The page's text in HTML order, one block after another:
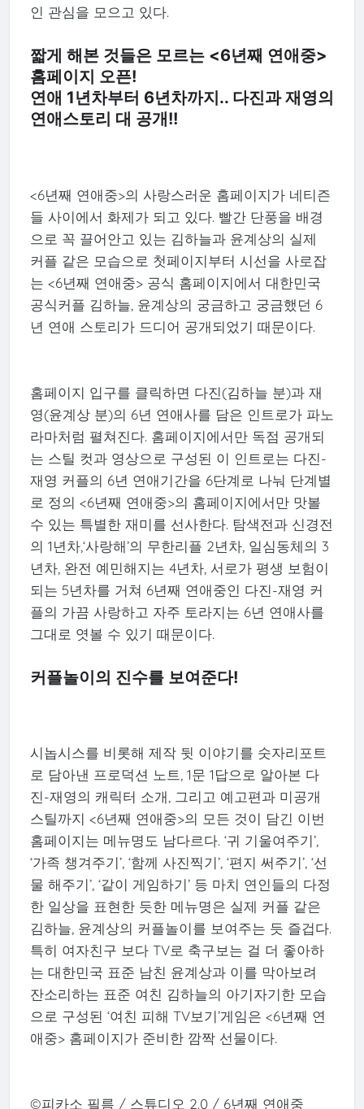
인 관심을 모으고 있다.
짧게 해본 것들은 모르는 <6년째 연애중>
홈페이지 오픈!
연애 1년차부터 6년차까지.. 다진과 재영의
연애스토리 대 공개!!
<6년째 연애중>의 사랑스러운 홈페이지가 네티즌
들 사이에서 화제가 되고 있다. 빨간 단풍을 배경
으로 꼭 끌어안고 있는 김하늘과 윤계상의 실제
커플 같은 모습으로 첫페이지부터 시선을 사로잡
는 <6년째 연애중> 공식 홈페이지에서 대한민국
공식커플 김하늘, 윤계상의 궁금하고 궁금했던 6
년 연애 스토리가 드디어 공개되었기 때문이다.
홈페이지 입구를 클릭하면 다진(김하늘 분)과 재
영(윤계상 분)의 6년 연애사를 담은 인트로가 파노
라마처럼 펼쳐진다. 홈페이지에서만 독점 공개되
는 스틸 컷과 영상으로 구성된 이 인트로는 다진-
재영 커플의 6년 연애기간을 6단계로 나눠 단계별
로 정의 <6년째 연애중>의 홈페이지에서만 맛볼
수 있는 특별한 재미를 선사한다. 탐색전과 신경전
의 1년차,‘사랑해’의 무한리플 2년차, 일심동체의 3
년차, 완전 예민해지는 4년차, 서로가 평생 보험이
되는 5년차를 거쳐 6년째 연애중인 다진-재영 커
플의 가끔 사랑하고 자주 토라지는 6년 연애사를
그대로 엿볼 수 있기 때문이다.
커플놀이의 진수를 보여준다!
시놉시스를 비롯해 제작 뒷 이야기를 숫자리포트
로 담아낸 프로덕션 노트, 1문 1답으로 알아본 다
진-재영의 캐릭터 소개, 그리고 예고편과 미공개
스틸까지 <6년째 연애중>의 모든 것이 담긴 이번
홈페이지는 메뉴명도 남다르다. ‘귀 기울여주기’,
‘가족 챙겨주기’, ‘함께 사진찍기’, ‘편지 써주기’, ‘선
물 해주기’, ‘같이 게임하기’ 등 마치 연인들의 다정
한 일상을 표현한 듯한 메뉴명은 실제 커플 같은
김하늘, 윤계상의 커플놀이를 보여주는 듯 즐겁다.
특히 여자친구 보다 TV로 축구보는 걸 더 좋아하
는 대한민국 표준 남친 윤계상과 이를 막아보려
잔소리하는 표준 여친 김하늘의 아기자기한 모습
으로 구성된 ‘여친 피해 TV보기’게임은 <6년째 연
애중> 홈페이지가 준비한 깜짝 선물이다.
©피카소 필름 / 스튜디오 2.0 / 6년째 연애중